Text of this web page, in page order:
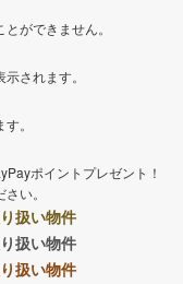
ができません。
されます。
。
ポイントプレゼント！
い。
扱い物件
扱い物件
扱い物件